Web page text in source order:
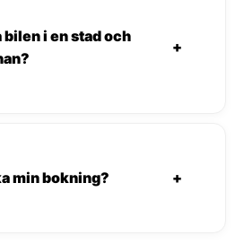
bilen i en stad och
+
min bokning? +